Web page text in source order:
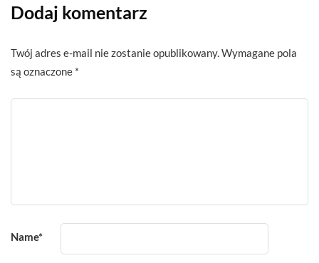
Dodaj komentarz
Twój adres e-mail nie zostanie opublikowany. Wymagane pola
są oznaczone *
Name*